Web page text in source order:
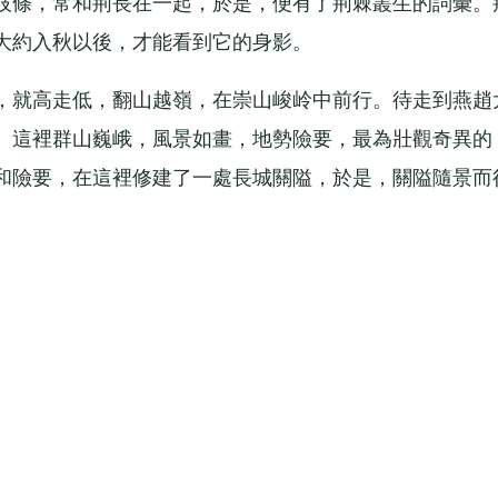
入秋以後，才能看到它的身影。
走低，翻山越嶺，在崇山峻岭中前行。待走到燕趙
裡群山巍峨，風景如畫，地勢險要，最為壯觀奇異的
要，在這裡修建了一處長城關隘，於是，關隘隨景而